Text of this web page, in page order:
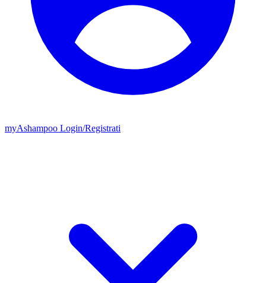
myAshampoo Login/Registrati